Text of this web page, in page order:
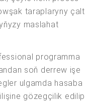
taraplaryny çalt
maslahat
programma
soň derrew işe
ulgamda hasaba
gözegçilik edilip